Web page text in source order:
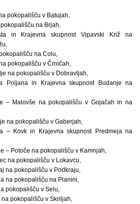
pokopališču v Batujah,
na Brjah,
in Krajevna skupnost Vipavski Križ na
na Colu,
pokopališču v Črničah,
na pokopališču v Dobravljah,
Poljana in Krajevna skupnost Budanje na
– Malovše na pokopališču v Gojačah in na
na pokopališču v Gaberjah,
– Kovk in Krajevna skupnost Predmeja na
– Potoče na pokopališču v Kamnjah,
na pokopališču v Lokavcu,
na pokopališču v Podkraju,
na pokopališču na Planini,
pokopališču v Selu,
pokopališču v Skriljah,